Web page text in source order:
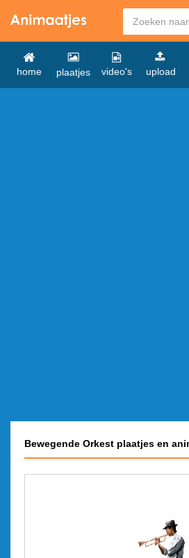
home plaatjes video's upload
Bewegende Orkest plaatjes en